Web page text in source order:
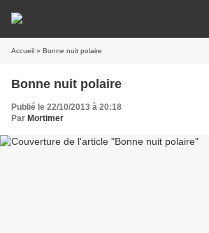
Accueil » Bonne nuit polaire
Bonne nuit polaire
Publié le 22/10/2013 à 20:18
Par Mortimer